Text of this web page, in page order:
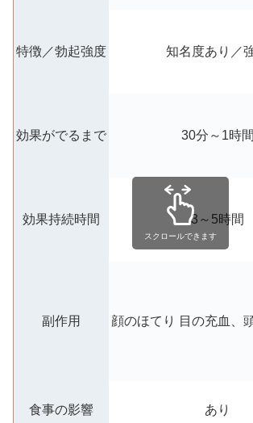
特徴／勃起強度 知名度あり／
効果がでるまで 30分～1時間
効果持続時間 3～5時間
副作用 顔のほてり 目の充血、
食事の影響 あり
スクロールできます